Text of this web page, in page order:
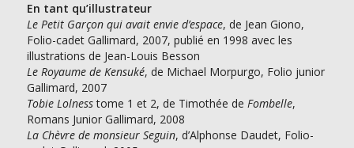
En tant qu’illustrateur
Le Petit Garçon qui avait envie d’espace, de Jean Giono,
Folio-cadet Gallimard, 2007, publié en 1998 avec les
illustrations de Jean-Louis Besson
Le Royaume de Kensuké, de Michael Morpurgo, Folio junior
Gallimard, 2007
Tobie Lolnesstome 1 et 2, de Timothée de Fombelle,
Romans Junior Gallimard, 2008
La Chèvre de monsieur Seguin, d’Alphonse Daudet, Folio-